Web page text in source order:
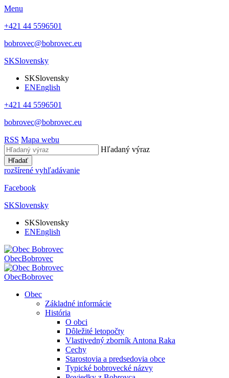
Menu
+421 44 5596501
bobrovec@bobrovec.eu
SKSlovensky
SKSlovensky
ENEnglish
+421 44 5596501
bobrovec@bobrovec.eu
RSS Mapa webu
Hľadaný výraz
Hľadať
rozšírené vyhľadávanie
Facebook
SKSlovensky
SKSlovensky
ENEnglish
ObecBobrovec
ObecBobrovec
Obec
Základné informácie
História
O obci
Dôležité letopočty
Vlastivedný zborník Antona Raka
Cechy
Starostovia a predsedovia obce
Typické bobrovecké názvy